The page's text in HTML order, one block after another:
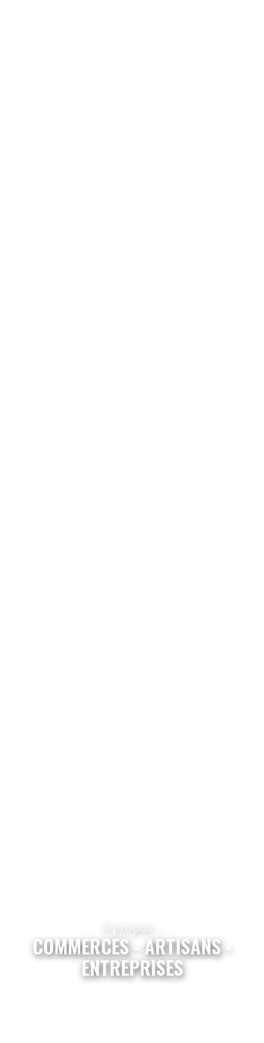
À propos...
COMMERCES - ARTISANS -
ENTREPRISES